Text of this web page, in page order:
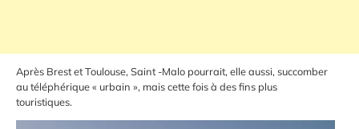
Après Brest et Toulouse, Saint -Malo pourrait, elle aussi, succomber
au téléphérique « urbain », mais cette fois à des fins plus
touristiques.